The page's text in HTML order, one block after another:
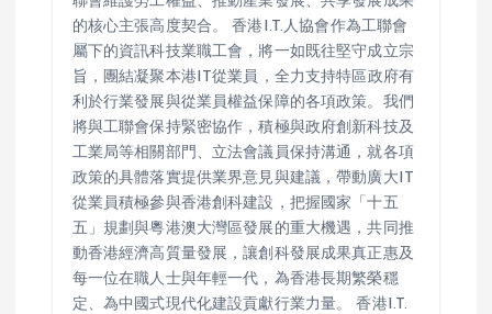
的核心主張高度契合。 香港I.T.人協會作為工聯會
屬下的資訊科技業職工會，將一如既往堅守成立宗
旨，團結凝聚本港IT從業員，全力支持特區政府有
利於行業發展與從業員權益保障的各項政策。我們
將與工聯會保持緊密協作，積極與政府創新科技及
工業局等相關部門、立法會議員保持溝通，就各項
政策的具體落實提供業界意見與建議，帶動廣大IT
從業員積極參與香港創科建設，把握國家「十五
五」規劃與粵港澳大灣區發展的重大機遇，共同推
動香港經濟高質量發展，讓創科發展成果真正惠及
每一位在職人士與年輕一代，為香港長期繁榮穩
定、為中國式現代化建設貢獻行業力量。 香港I.T.